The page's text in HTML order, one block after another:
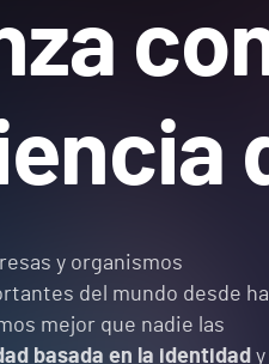
y organismos
del mundo desde
mejor que nadie las
basada en la identidad y